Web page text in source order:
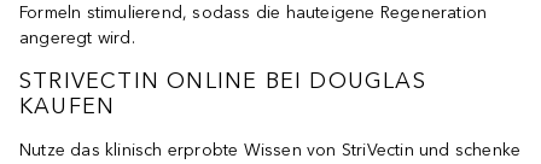
Formeln stimulierend, sodass die hauteigene Regeneration
angeregt wird.
STRIVECTIN ONLINE BEI DOUGLAS
KAUFEN
Nutze das klinisch erprobte Wissen von StriVectin und schenke